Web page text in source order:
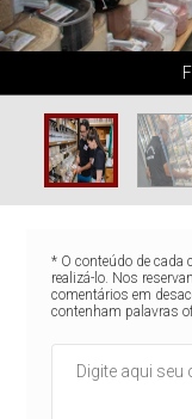
* O conteúdo de cada
realizá-lo. Nos
comentários em
contenham palavras